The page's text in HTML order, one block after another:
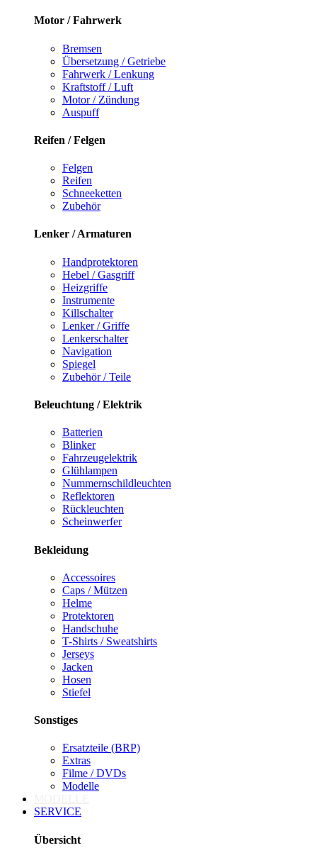
Motor / Fahrwerk
Bremsen
Übersetzung / Getriebe
Fahrwerk / Lenkung
Kraftstoff / Luft
Motor / Zündung
Auspuff
Reifen / Felgen
Felgen
Reifen
Schneeketten
Zubehör
Lenker / Armaturen
Handprotektoren
Hebel / Gasgriff
Heizgriffe
Instrumente
Killschalter
Lenker / Griffe
Lenkerschalter
Navigation
Spiegel
Zubehör / Teile
Beleuchtung / Elektrik
Batterien
Blinker
Fahrzeugelektrik
Glühlampen
Nummernschildleuchten
Reflektoren
Rückleuchten
Scheinwerfer
Bekleidung
Accessoires
Caps / Mützen
Helme
Protektoren
Handschuhe
T-Shirts / Sweatshirts
Jerseys
Jacken
Hosen
Stiefel
Sonstiges
Ersatzteile (BRP)
Extras
Filme / DVDs
Modelle
SERVICE
Übersicht